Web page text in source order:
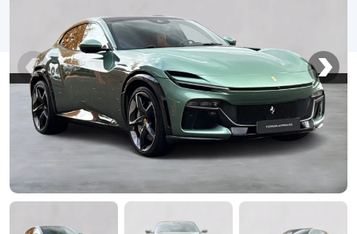
Despre Noi
Contact